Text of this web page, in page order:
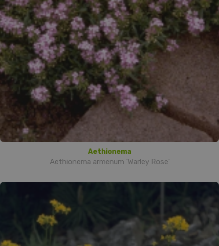
Aethionema
Aethionema armenum 'Warley Rose'